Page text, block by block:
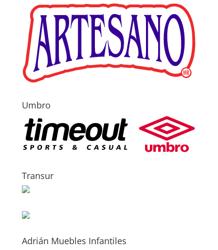
Umbro
Transur
Adrián Muebles Infantiles